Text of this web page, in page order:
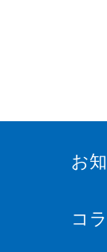
お
コ